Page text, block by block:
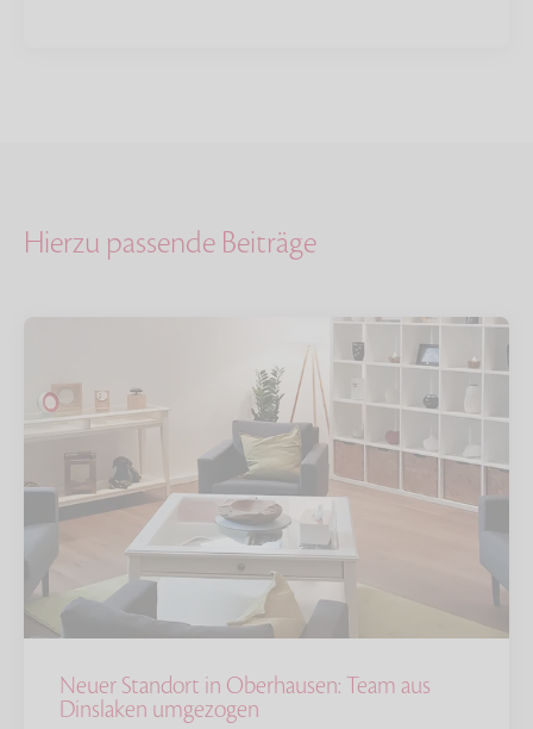
Hierzu passende Beiträge
Neuer Standort in Oberhausen: Team aus
Dinslaken umgezogen